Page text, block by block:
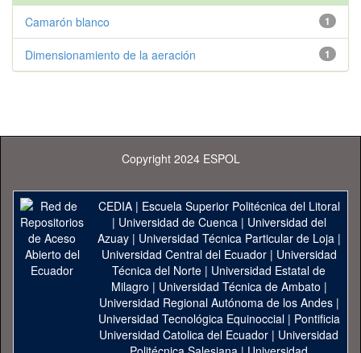
1
Camarón blanco
1
Dimensionamiento de la aeración
Copyright 2024 ESPOL
CEDIA| Escuela Superior Politécnica del Litoral
| Universidad de Cuenca| Universidad del
Azuay| Universidad Técnica Particular de Loja|
Universidad Central del Ecuador| Universidad
Técnica del Norte | Universidad Estatal de
Milagro | Universidad Técnica de Ambato |
Universidad Regional Autónoma de los Andes|
Universidad Tecnológica Equinoccial| Pontificia
Universidad Catolica del Ecuador | Universidad